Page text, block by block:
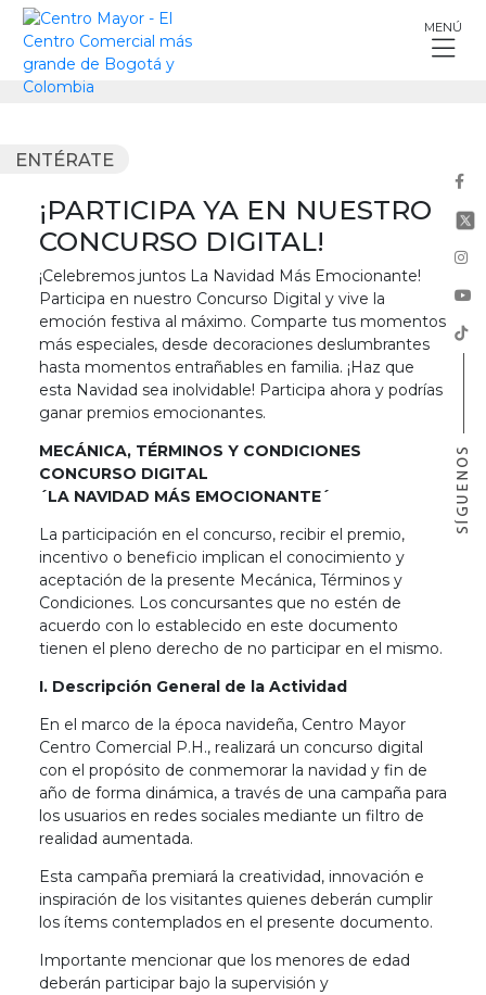
Skip
MENÚ
ENTÉRATE
¡PARTICIPA YA EN NUESTRO
CONCURSO DIGITAL!
¡Celebremos juntos La Navidad Más Emocionante!
Participa en nuestro Concurso Digital y vive la
emoción festiva al máximo. Comparte tus momentos
más especiales, desde decoraciones deslumbrantes
hasta momentos entrañables en familia. ¡Haz que
esta Navidad sea inolvidable! Participa ahora y podrías
ganar premios emocionantes.
MECÁNICA, TÉRMINOS Y CONDICIONES
CONCURSO DIGITAL
´LA NAVIDAD MÁS EMOCIONANTE´
La participación en el concurso, recibir el premio,
incentivo o beneficio implican el conocimiento y
aceptación de la presente Mecánica, Términos y
Condiciones. Los concursantes que no estén de
acuerdo con lo establecido en este documento
tienen el pleno derecho de no participar en el mismo.
I. Descripción General de la Actividad
En el marco de la época navideña, Centro Mayor
Centro Comercial P.H., realizará un concurso digital
con el propósito de conmemorar la navidad y fin de
año de forma dinámica, a través de una campaña para
los usuarios en redes sociales mediante un filtro de
realidad aumentada.
Esta campaña premiará la creatividad, innovación e
inspiración de los visitantes quienes deberán cumplir
los ítems contemplados en el presente documento.
Importante mencionar que los menores de edad
deberán participar bajo la supervisión y